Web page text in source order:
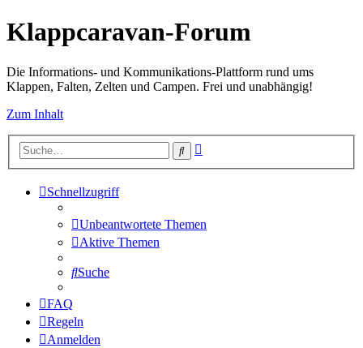
Klappcaravan-Forum
Die Informations- und Kommunikations-Plattform rund ums
Klappen, Falten, Zelten und Campen. Frei und unabhängig!
Zum Inhalt
Suche
Schnellzugriff
Unbeantwortete Themen
Aktive Themen
Suche
FAQ
Regeln
Anmelden